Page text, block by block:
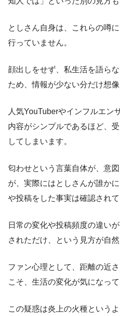
としさん自身は、これらの噂
行っていません。
顔出しをせず、私生活を語ら
ため、情報が少ない分だけ想
人気YouTuberやインフルエン
内容がシンプルであるほど、
してしまいます。
匂わせという言葉自体が、意
が、実際にはとしさんが誰か
や投稿をした事実は確認されて
日常の変化や投稿頻度の違い
されただけ、という見方が自然
ファン心理として、距離の近
こそ、生活の変化が気になっ
この疑惑は炎上の火種という